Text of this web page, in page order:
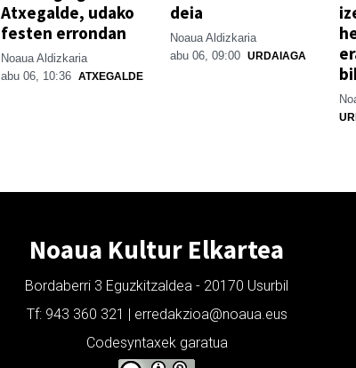
Atxegalde, udako
festen errondan
Noaua Aldizkaria
abu 06, 10:36 ATXEGALDE
deia
Noaua Aldizkaria
abu 06, 09:00 URDAIAGA
Noaua Kultur Elkartea
Bordaberri 3 Eguzkitzaldea - 20170 Usurbil
Tf: 943 360 321 | erredakzioa@noaua.eus
Codesyntaxek garatua